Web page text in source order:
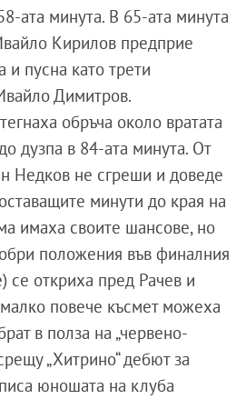
ата минута. В 65-ата минута
Кирилов предприе
и пусна като трети
Димитров.
обръча около вратата
дузпа в 84-ата минута. От
Недков не сгреши и доведе
минути до края на
имаха своите шансове, но
положения във финалния
се откриха пред Рачев и
повече късмет можеха
в полза на „червено-
„Хитрино“ дебют за
юношата на клуба